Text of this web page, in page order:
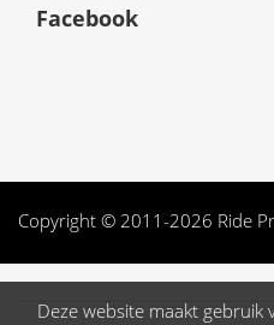
Facebook
Copyright © 2011-2026 Ride
Deze website maakt